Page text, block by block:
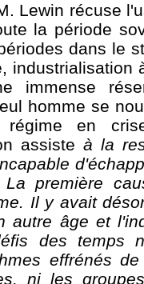
Lewin récuse
la période
dans le
industrialisation
immense
homme se
en
assisteà la
La première
Il y avait
autre âge et
des temps
effrénés
ni les